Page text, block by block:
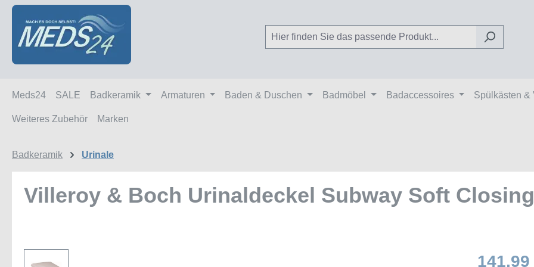
Hauptinhalt springen
Zur Suche springen
Zur Hauptnavigation springen
Meds24 SALE Badkeramik Armaturen Baden & Duschen Badmöbel Badaccessoires Spülkästen &
Weiteres Zubehör Marken
Badkeramik Urinale
Villeroy & Boch Urinaldeckel Subway Soft
141,99